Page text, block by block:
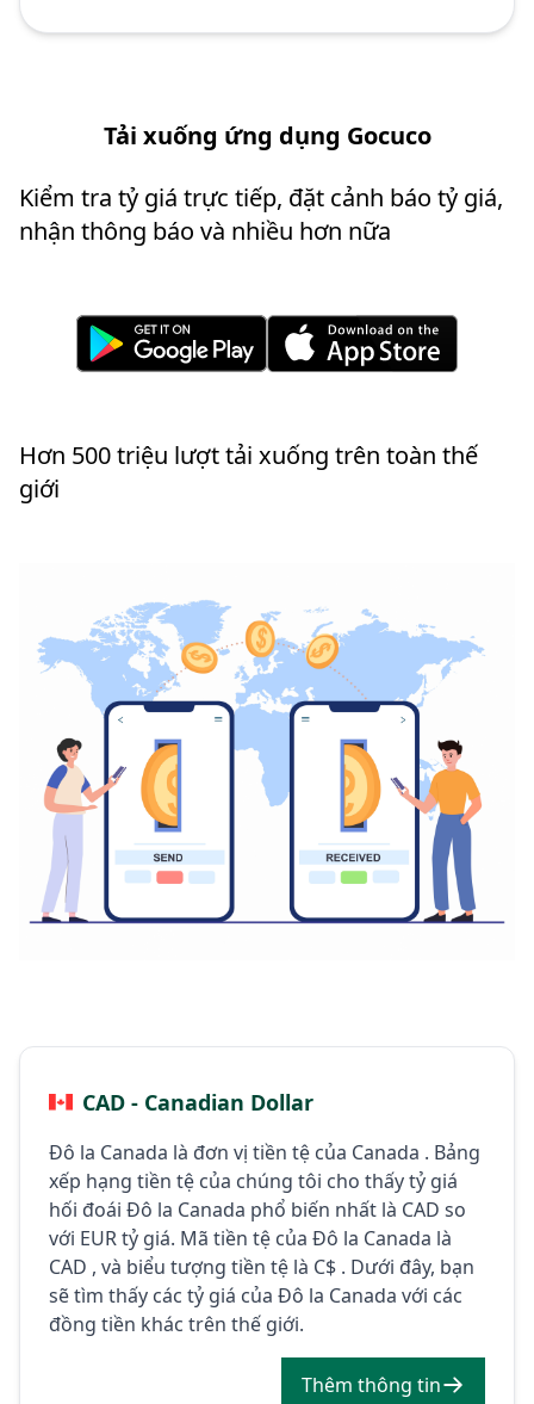
Tải xuống ứng dụng Gocuco
Kiểm tra tỷ giá trực tiếp, đặt cảnh báo tỷ giá,
nhận thông báo và nhiều hơn nữa
Hơn 500 triệu lượt tải xuống trên toàn thế
giới
CAD - Canadian Dollar
Đô la Canada là đơn vị tiền tệ của Canada . Bảng
xếp hạng tiền tệ của chúng tôi cho thấy tỷ giá
hối đoái Đô la Canada phổ biến nhất là CAD so
với EUR tỷ giá. Mã tiền tệ của Đô la Canada là
CAD , và biểu tượng tiền tệ là C$ . Dưới đây, bạn
sẽ tìm thấy các tỷ giá của Đô la Canada với các
đồng tiền khác trên thế giới.
Thêm thông tin